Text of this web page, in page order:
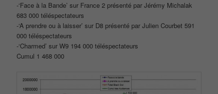
-‘Face à la Bande’ sur France 2 présenté par Jérémy Michalak
683 000 téléspectateurs
-‘A prendre ou à laisser’ sur D8 présenté par Julien Courbet 591
000 téléspectateurs
-‘Charmed’ sur W9 194 000 téléspectateurs
Cumul 1 468 000